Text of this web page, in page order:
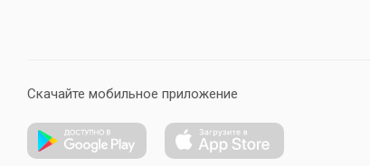
Скачайте мобильное приложение